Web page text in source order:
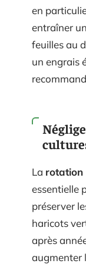
en
entraîner
feuilles au
un engrais
La rotation
essentielle
préserver
haricots
après
augmenter